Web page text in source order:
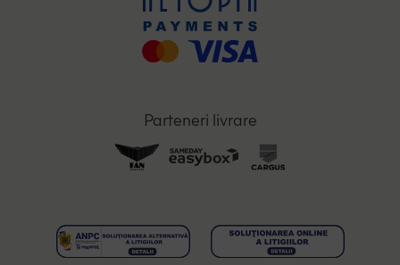
Parteneri livrare